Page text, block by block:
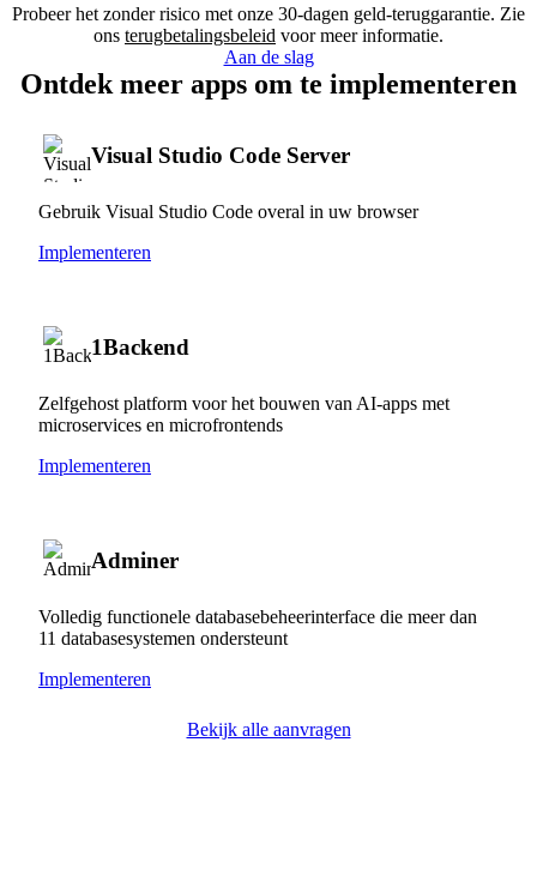
Probeer het zonder risico met onze 30-dagen geld-teruggarantie. Zie
ons terugbetalingsbeleid voor meer informatie.
Aan de slag
Ontdek meer apps om te implementeren
Visual Studio Code Server
Gebruik Visual Studio Code overal in uw browser
Implementeren
1Backend
Zelfgehost platform voor het bouwen van AI-apps met
microservices en microfrontends
Implementeren
Adminer
Volledig functionele databasebeheerinterface die meer dan
11 databasesystemen ondersteunt
Implementeren
Bekijk alle aanvragen